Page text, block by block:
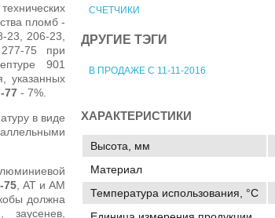
СЧЕТЧИКИ
ДРУГИЕ ТЭГИ
В ПРОДАЖЕ С 11-11-2016
пломб -
23, 206-23,
75 при
901
указанных
77 - 7%.
в виде
75, АТ и АМ
должна
ХАРАКТЕРИСТИКИ
Высота, мм
Материал
Температура использования, °C